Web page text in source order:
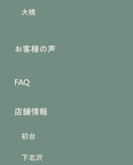
大橋
お客様の声
FAQ
店舗情報
初台
下北沢